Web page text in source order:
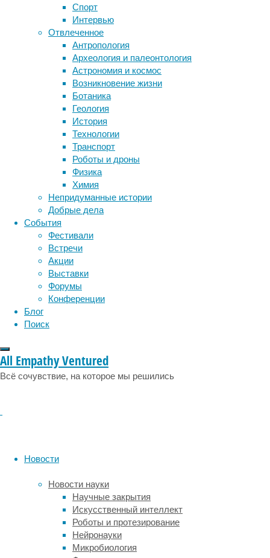
Спорт
Интервью
Отвлеченное
Антропология
Археология и палеонтология
Астрономия и космос
Возникновение жизни
Ботаника
Геология
История
Технологии
Транспорт
Роботы и дроны
Физика
Химия
Непридуманные истории
Добрые дела
События
Фестивали
Встречи
Акции
Выставки
Форумы
Конференции
Блог
Поиск
All Empathy Ventured
Всё сочувствие, на которое мы решились
Новости
Новости науки
Научные закрытия
Искусственный интеллект
Роботы и протезирование
Нейронауки
Микробиология
Однако
новый
эксперимент
жабами-
альбиносами
вида
Rhinella
marina
помог
выявить
дополнительные
факторы,
объясняющие
редкость
альбинизма.
Применив
метод
Cas9,
международная
группа
Франции
определенный
ген
тростниковых
жаб
(они
Метки
ДНК бактерии биология
биотехнология вирусы восприятие
генетика дети
здоровье
инструменты и методы
исследования
лекарства медицина
мозг наука
нейробиология
нейрофизиология
поведение
сон социальные проблемы
физиология
эмоции эпидемия